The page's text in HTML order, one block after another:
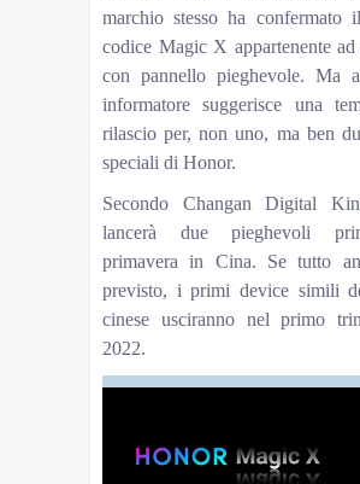
marchio stesso ha confermato
codice Magic X appartenente
con pannello pieghevole. Ma
informatore suggerisce una
rilascio per, non uno, ma ben
speciali di Honor.
Secondo Changan Digital
lancerà due pieghevoli
primavera in Cina. Se tutto
previsto, i primi device simili
cinese usciranno nel primo
2022.